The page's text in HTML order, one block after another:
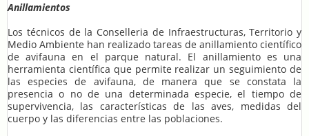
Anillamientos
Los técnicos de la Conselleria de Infraestructuras, Territorio y
Medio Ambiente han realizado tareas de anillamiento científico
de avifauna en el parque natural. El anillamiento es una
herramienta científica que permite realizar un seguimiento de
las especies de avifauna, de manera que se constata la
presencia o no de una determinada especie, el tiempo de
supervivencia, las características de las aves, medidas del
cuerpo y las diferencias entre las poblaciones.